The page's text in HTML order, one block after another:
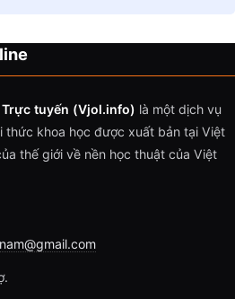
tuyến (Vjol.info) là một dịch vụ
thức khoa học được xuất bản tại Việt
thế giới về nền học thuật của Việt